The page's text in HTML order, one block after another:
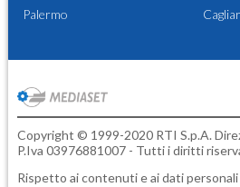
Palermo
Copyright © 1999-2020 RTI S.p.A.
P.Iva 03976881007 - Tutti i diritti
Rispetto ai contenuti e ai dati